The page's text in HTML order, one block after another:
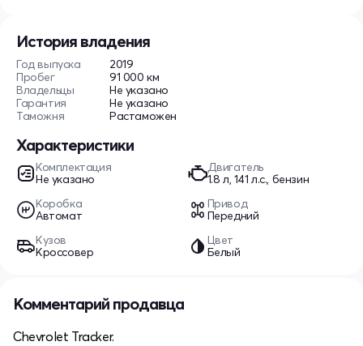
История владения
Год выпуска
2019
Пробег
91 000 км
Владельцы
Не указано
Гарантия
Не указано
Таможня
Растаможен
Характеристики
Комплектация
Не указано
Двигатель
1.8 л, 141 л.с., бензин
Коробка
Автомат
Привод
Передний
Кузов
Кроссовер
Цвет
Белый
Комментарий продавца
Chevrolet Tracker.